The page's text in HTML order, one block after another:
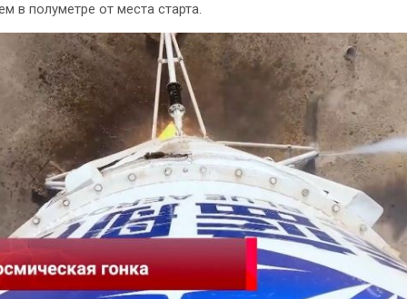
в полуметре от места старта.